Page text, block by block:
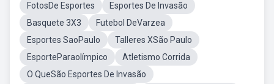
FotosDe Esportes
Esportes De Invasão
Basquete 3X3
Futebol DeVarzea
Esportes SaoPaulo
Talleres XSão Paulo
EsporteParaolímpico
Atletismo Corrida
O QueSão Esportes De Invasão